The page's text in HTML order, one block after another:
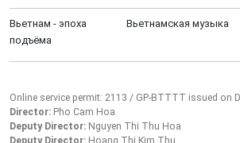
Вьетнам - эпоха
подъёма
Вьетнамская музыка
Online service permit: 2113 / GP-BTTTT issued on
Director: Pho Cam Hoa
Deputy Director: Nguyen Thi Thu Hoa
Deputy Director: Hoang Thi Kim Thu